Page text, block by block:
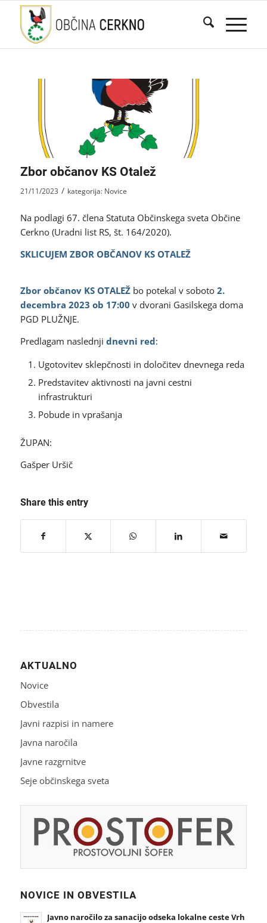
Zbor občanov KS Otalež
21/11/2023 / kategorija: Novice
Na podlagi 67. člena Statuta Občinskega sveta Občine
Cerkno (Uradni list RS, št. 164/2020).
SKLICUJEM ZBOR OBČANOV KS OTALEŽ
Zbor občanov KS OTALEŽbo potekal v soboto 2.
decembra 2023 ob 17:00 v dvorani Gasilskega doma
PGD PLUŽNJE.
Predlagam naslednji dnevni red:
Ugotovitev sklepčnosti in določitev dnevnega reda
Predstavitev aktivnosti na javni cestni
infrastrukturi
Pobude in vprašanja
ŽUPAN:
Gašper Uršič
Share this entry
AKTUALNO
Novice
Obvestila
Javni razpisi in namere
Javna naročila
Javne razgrnitve
Seje občinskega sveta
NOVICE IN OBVESTILA
Javno naročilo za sanacijo odseka lokalne ceste Vrh